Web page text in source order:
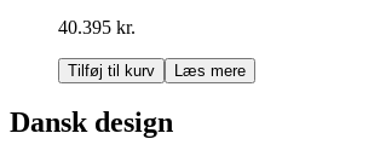
40.395 kr.
Tilføj til kurv Læs mere
Dansk design